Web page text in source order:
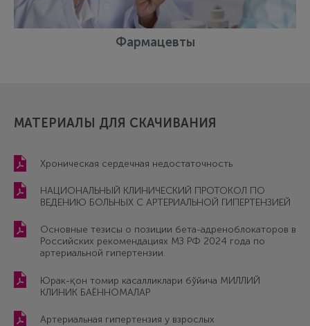
Фармацевты
МАТЕРИАЛЫ ДЛЯ СКАЧИВАНИЯ
Хроническая сердечная недостаточность
НАЦИОНАЛЬНЫЙ КЛИНИЧЕСКИЙ ПРОТОКОЛ ПО
ВЕДЕНИЮ БОЛЬНЫХ С АРТЕРИАЛЬНОЙ ГИПЕРТЕНЗИЕЙ
Основные тезисы о позиции бета-адреноблокаторов в
Российских рекомендациях МЗ РФ 2024 года по
артериальной гипертензии.
Юрак-қон томир касалликлари бўйича МИЛЛИЙ
КЛИНИК БАЁННОМАЛАР
Артериальная гипертензия у взрослых